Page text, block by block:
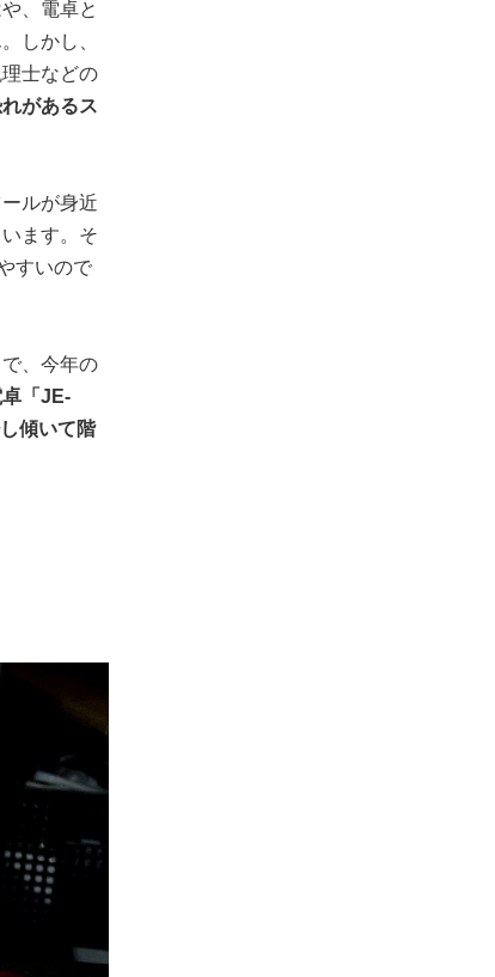
、電卓と
しかし、
士などの
があるス
ルが身近
ます。そ
すいので
、今年の
「JE-
傾いて階